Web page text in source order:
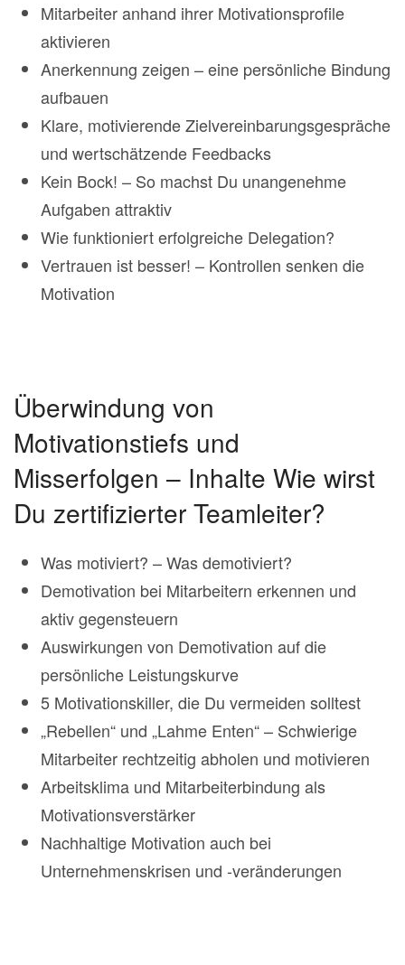
Mitarbeiter anhand ihrer Motivationsprofile
aktivieren
Anerkennung zeigen – eine persönliche Bindung
aufbauen
Klare, motivierende Zielvereinbarungsgespräche
und wertschätzende Feedbacks
Kein Bock! – So machst Du unangenehme
Aufgaben attraktiv
Wie funktioniert erfolgreiche Delegation?
Vertrauen ist besser! – Kontrollen senken die
Motivation
Überwindung von
Motivationstiefs und
Misserfolgen – Inhalte Wie wirst
Du zertifizierter Teamleiter?
Was motiviert? – Was demotiviert?
Demotivation bei Mitarbeitern erkennen und
aktiv gegensteuern
Auswirkungen von Demotivation auf die
persönliche Leistungskurve
5 Motivationskiller, die Du vermeiden solltest
„Rebellen“ und „Lahme Enten“ – Schwierige
Mitarbeiter rechtzeitig abholen und motivieren
Arbeitsklima und Mitarbeiterbindung als
Motivationsverstärker
Nachhaltige Motivation auch bei
Unternehmenskrisen und -veränderungen